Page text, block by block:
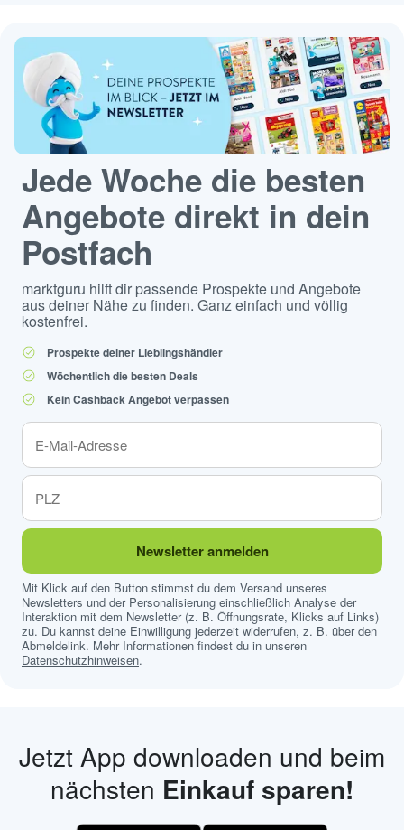
Jede Woche die besten
Angebote direkt in dein
Postfach
marktguru hilft dir passende Prospekte und Angebote
aus deiner Nähe zu finden. Ganz einfach und völlig
kostenfrei.
Prospekte deiner Lieblingshändler
Wöchentlich die besten Deals
Kein Cashback Angebot verpassen
Newsletter anmelden
Mit Klick auf den Button stimmst du dem Versand unseres
Newsletters und der Personalisierung einschließlich Analyse der
Interaktion mit dem Newsletter (z. B. Öffnungsrate, Klicks auf Links)
zu. Du kannst deine Einwilligung jederzeit widerrufen, z. B. über den
Abmeldelink. Mehr Informationen findest du in unseren
Datenschutzhinweisen.
Jetzt App downloaden und beim
nächsten Einkauf sparen!